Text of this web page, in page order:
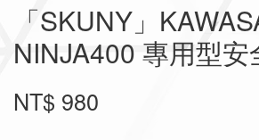
「SKUNY」
NINJA400 專用型安
NT$ 980